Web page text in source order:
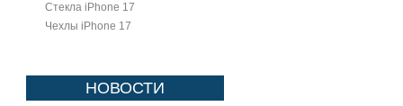
Стекла iPhone 17
Чехлы iPhone 17
НОВОСТИ